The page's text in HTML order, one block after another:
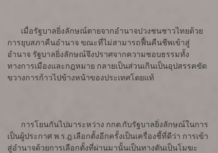
เมื่อรัฐบาลยิ่งลักษณ์ตายจากอำนาจปวงชนชาวไทยด้วย
การยุบสภาคืนอำนาจ ขณะที่ไม่สามารถฟื้นคืนชีพเข้าสู่
อำนาจ รัฐบาลยิ่งลักษณ์จึงปราศจากความชอบธรรมทั้ง
ทางการเมืองและกฎหมาย กลายเป็นส่วนเกินเป็นอุปสรรคขัด
ขวางการก้าวไปข้างหน้าของประเทศโดยแท้
การโยนกันไปมาระหว่าง กกต.กับรัฐบาลยิ่งลักษณ์ในการ
เป็นผู้ประกาศ พ.ร.ฎ.เลือกตั้งอีกครั้งเป็นเครื่องชี้ที่ดีว่า การเข้า
สู่อำนาจด้วยการเลือกตั้งที่ผ่านมานั้นเป็นทางตันเป็นโมฆะ